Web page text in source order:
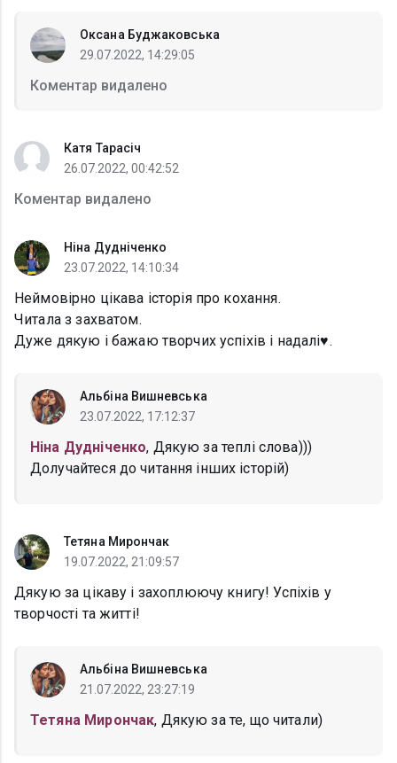
Оксана Буджаковська
29.07.2022, 14:29:05
Коментар видалено
Катя Тарасіч
26.07.2022, 00:42:52
Коментар видалено
Ніна Дудніченко
23.07.2022, 14:10:34
Неймовірно цікава історія про кохання.
Читала з захватом.
Дуже дякую і бажаю творчих успіхів і надалі♥️.
Альбіна Вишневська
23.07.2022, 17:12:37
Ніна Дудніченко, Дякую за теплі слова)))
Долучайтеся до читання інших історій)
Тетяна Мирончак
19.07.2022, 21:09:57
Дякую за цікаву і захоплюючу книгу! Успіхів у
творчості та житті!
Альбіна Вишневська
21.07.2022, 23:27:19
Тетяна Мирончак, Дякую за те, що читали)